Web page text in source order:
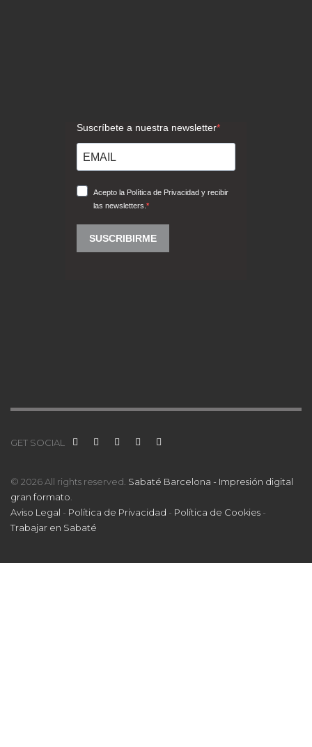
GET SOCIAL
© 2026 All rights reserved. Sabaté Barcelona - Impresión digital
gran formato.
Aviso Legal - Política de Privacidad - Política de Cookies -
Trabajar en Sabaté